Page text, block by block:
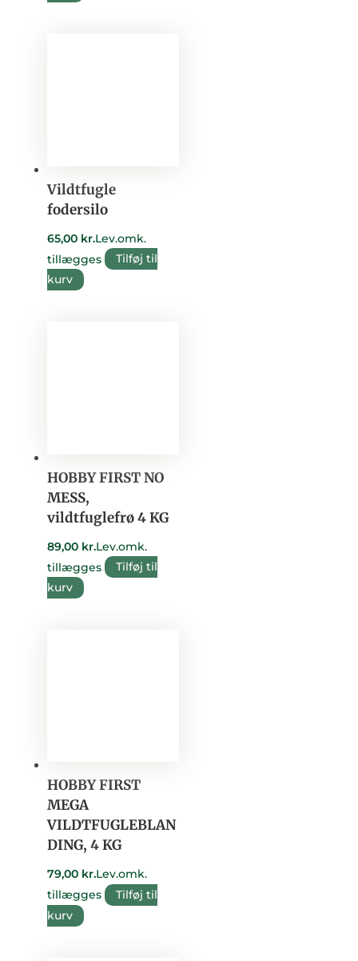
Vildtfugle
fodersilo
65,00 kr.Lev.omk.
tillægges
Tilføj til
kurv
HOBBY FIRST NO
MESS,
vildtfuglefrø 4 KG
89,00 kr.Lev.omk.
tillægges
Tilføj til
kurv
HOBBY FIRST
MEGA
VILDTFUGLEBLAN
DING, 4 KG
79,00 kr.Lev.omk.
tillægges
Tilføj til
kurv